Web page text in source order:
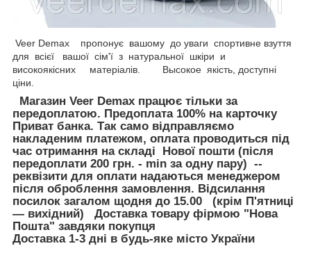
Veer Demax пропонує вашому до уваги спортивне взуття
для всієї вашої сім'ї з натуральної шкіри и
високоякісних матеріалів. Высокое якість, доступні
ціни.
Магазин Veer Demax працює тільки за
передоплатою. Предоплата 100% на карточку
Приват банка. Так само відправляємо
накладеним платежом, оплата проводиться під
час отримання на складі Нової пошти (після
передоплати 200 грн. - min за одну пару) --
реквізити для оплати надаються менеджером
після оброблення замовлення. Відсилання
посилок загалом щодня до 15.00 (крім П'ятниці
— вихідний) Доставка товару фірмою "Нова
Пошта" завдяки покупця
Доставка 1-3 дні в будь-яке місто України